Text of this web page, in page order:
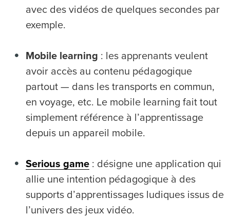
avec des vidéos de quelques secondes par
exemple.
Mobile learning : les apprenants veulent
avoir accès au contenu pédagogique
partout — dans les transports en commun,
en voyage, etc. Le mobile learning fait tout
simplement référence à l’apprentissage
depuis un appareil mobile.
Serious game : désigne une application qui
allie une intention pédagogique à des
supports d’apprentissages ludiques issus de
l’univers des jeux vidéo.